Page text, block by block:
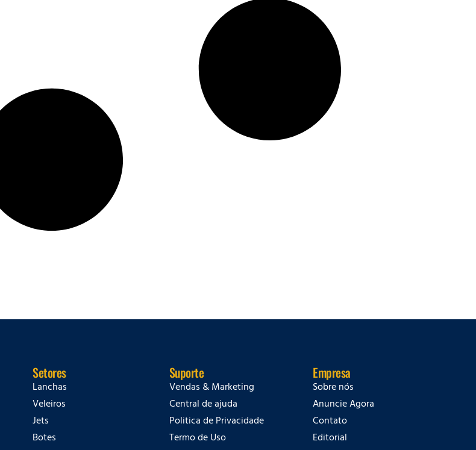
Setores
Lanchas
Veleiros
Jets
Botes
Suporte
Vendas & Marketing
Central de ajuda
Politica de Privacidade
Termo de Uso
Empresa
Sobre nós
Anuncie Agora
Contato
Editorial